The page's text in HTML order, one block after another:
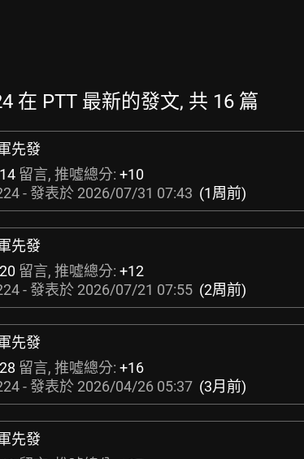
在 PTT 最新的發文, 共 16 篇
先發
14 留言, 推噓總分: +10
- 發表於 2026/07/31 07:43 (1周前)
先發
20 留言, 推噓總分: +12
- 發表於 2026/07/21 07:55 (2周前)
先發
28 留言, 推噓總分: +16
- 發表於 2026/04/26 05:37 (3月前)
先發